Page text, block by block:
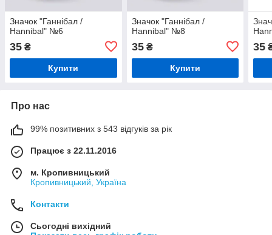
Значок "Ганнібал /
Hannibal" №6
35 ₴
Купити
Значок "Ганнібал /
Hannibal" №8
35₴
Купити
35
Про нас
99% позитивних з 543 відгуків за рік
Працює з 22.11.2016
м. Кропивницький
Кропивницький, Україна
Контакти
Сьогодні вихідний